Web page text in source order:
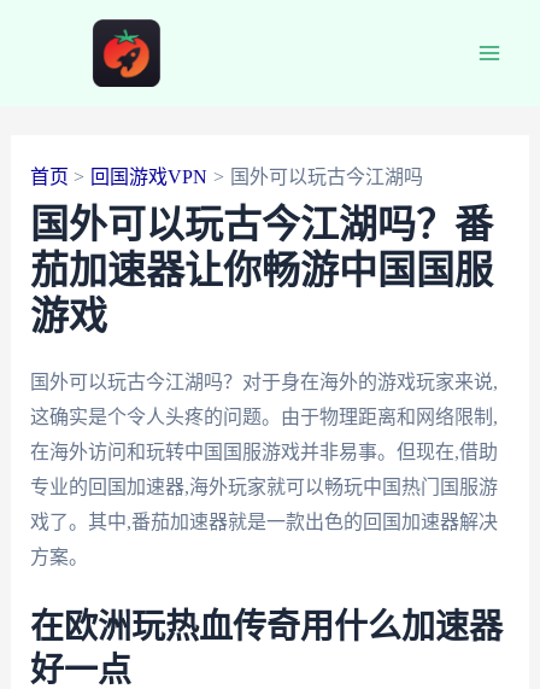
首页 回国游戏VPN 国外可以玩古今江湖吗
国外可以玩古今江湖吗？番
茄加速器让你畅游中国国服
游戏
国外可以玩古今江湖吗？对于身在海外的游戏玩家来说,
这确实是个令人头疼的问题。由于物理距离和网络限制,
在海外访问和玩转中国国服游戏并非易事。但现在,借助
专业的回国加速器,海外玩家就可以畅玩中国热门国服游
戏了。其中,番茄加速器就是一款出色的回国加速器解决
方案。
在欧洲玩热血传奇用什么加速器
好一点